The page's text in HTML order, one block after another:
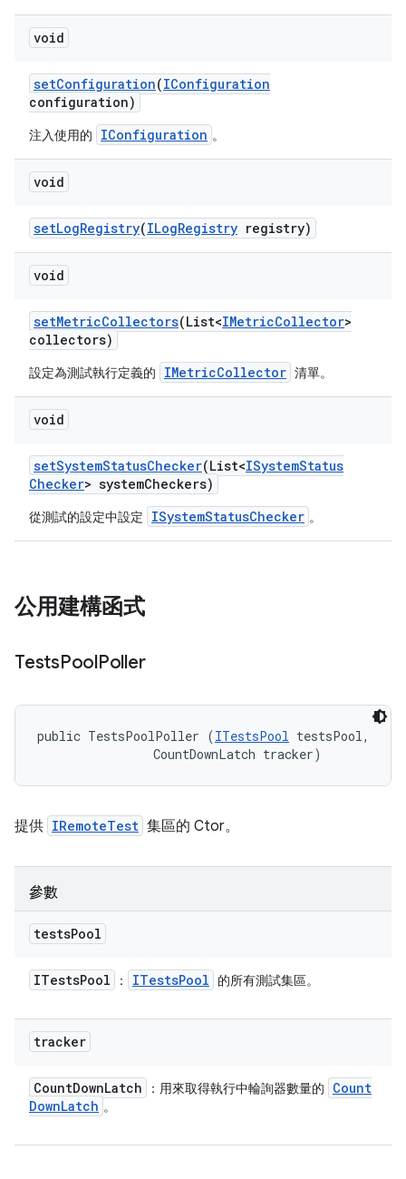
void
setConfiguration(IConfiguration
configuration)
注入使用的 IConfiguration 。
void
setLogRegistry(ILogRegistry registry)
void
setMetricCollectors(List<IMetricCollector>
collectors)
設定為測試執行定義的 IMetricCollector 清單。
void
setSystemStatusChecker(List<ISystemStatus
Checker> systemCheckers)
從測試的設定中設定 ISystemStatusChecker 。
公用建構函式
TestsPoolPoller
public TestsPoolPoller (ITestsPool testsPool,
                CountDownLatch tracker)
提供 IRemoteTest 集區的 Ctor。
參數
testsPool
ITestsPool ： ITestsPool 的所有測試集區。
tracker
CountDownLatch ：用來取得執行中輪詢器數量的
Count
DownLatch 。